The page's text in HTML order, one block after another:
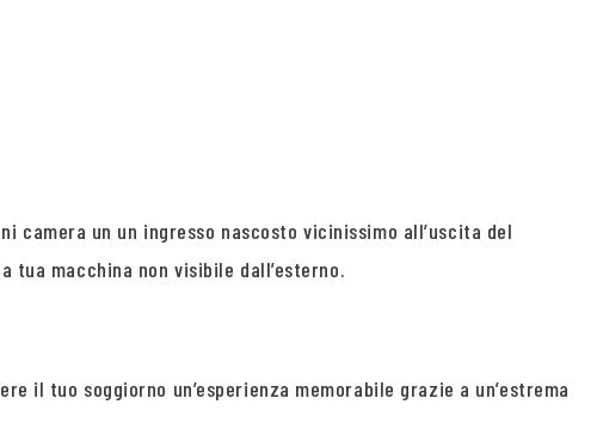
camera un un ingresso nascosto vicinissimo all’uscita del
macchina non visibile dall’esterno.
il tuo soggiorno un’esperienza memorabile grazie a un’estrema